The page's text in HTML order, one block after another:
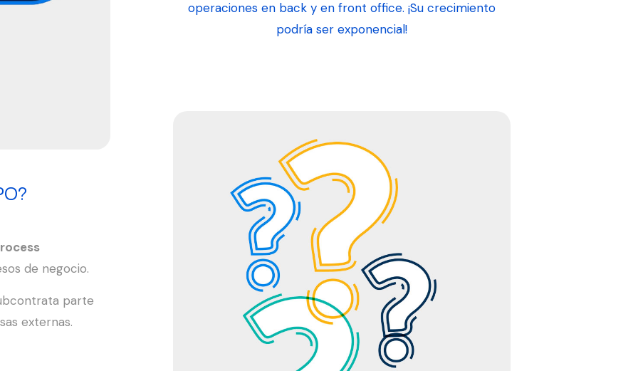
de negocio.
parte
externas.
operaciones en back y en front office. ¡Su crecimiento
podría ser exponencial!